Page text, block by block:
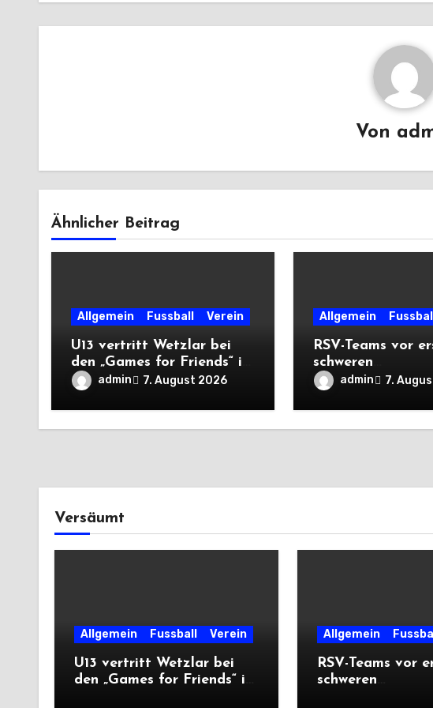
Von
Ähnlicher Beitrag
Allgemein Fussball Verein
U13 vertritt Wetzlar bei
den „Games for Friends“ in
Tschechien
admin 7. August 2026
Allgemein Fussball
RSV-Teams vor
schweren
Saison
admin 7.
Versäumt
Allgemein Fussball Verein
U13 vertritt Wetzlar bei
den „Games for Friends“ in
Allgemein Fussball
RSV-Teams vor
schweren